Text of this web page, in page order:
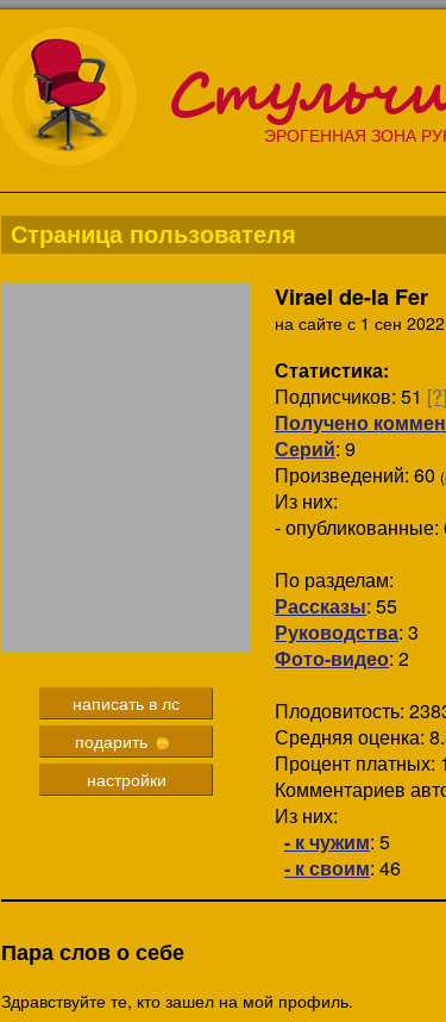
ЭРОГЕННАЯ ЗОНА
Страница пользователя
написать в лс
подарить
настройки
Virael de-la Fer
на сайте с 1 сен 2022
Статистика:
Подписчиков: 51 [?]
Получено
Серий: 9
Произведений: 60
Из них:
- опубликованные:
По разделам:
Рассказы: 55
Руководства: 3
Фото-видео: 2
Плодовитость:
Средняя оценка:
Процент платных:
Комментариев
Из них:
- к чужим: 5
- к своим: 46
Пара слов о себе
Здравствуйте те, кто зашел на мой профиль.